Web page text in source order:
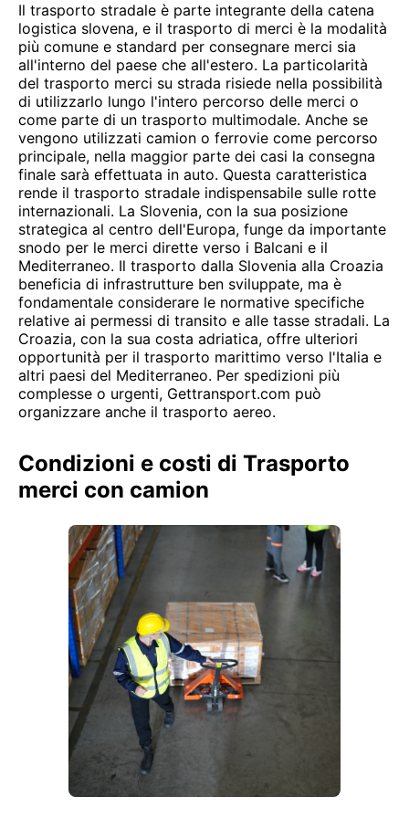
Il trasporto stradale è parte integrante della catena
logistica slovena, e il trasporto di merci è la modalità
più comune e standard per consegnare merci sia
all'interno del paese che all'estero. La particolarità
del trasporto merci su strada risiede nella possibilità
di utilizzarlo lungo l'intero percorso delle merci o
come parte di un trasporto multimodale. Anche se
vengono utilizzati camion o ferrovie come percorso
principale, nella maggior parte dei casi la consegna
finale sarà effettuata in auto. Questa caratteristica
rende il trasporto stradale indispensabile sulle rotte
internazionali. La Slovenia, con la sua posizione
strategica al centro dell'Europa, funge da importante
snodo per le merci dirette verso i Balcani e il
Mediterraneo. Il trasporto dalla Slovenia alla Croazia
beneficia di infrastrutture ben sviluppate, ma è
fondamentale considerare le normative specifiche
relative ai permessi di transito e alle tasse stradali. La
Croazia, con la sua costa adriatica, offre ulteriori
opportunità per il trasporto marittimo verso l'Italia e
altri paesi del Mediterraneo. Per spedizioni più
complesse o urgenti, Gettransport.com può
organizzare anche il trasporto aereo.
Condizioni e costi di Trasporto
merci con camion